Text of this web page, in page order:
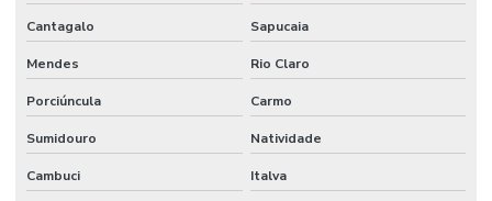
Cantagalo Sapucaia
Mendes Rio Claro
Porciúncula Carmo
Sumidouro Natividade
Cambuci Italva